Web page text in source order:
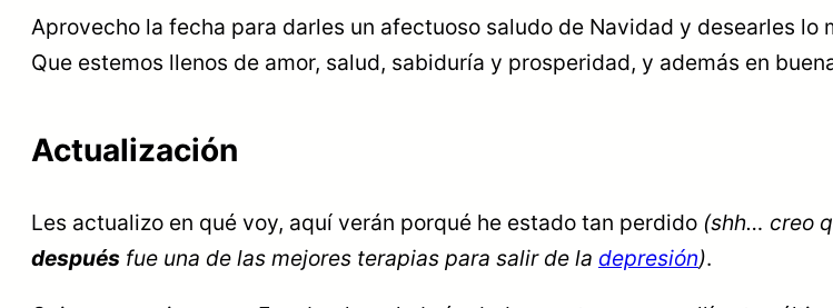
Aprovecho la fecha para darles un afectuoso saludo de Navidad y desearles lo
Que estemos llenos de amor, salud, sabiduría y prosperidad, y además en
Actualización
Les actualizo en qué voy, aquí verán porqué he estado tan perdido (shh… creo
después fue una de las mejores terapias para salir de la depresión).